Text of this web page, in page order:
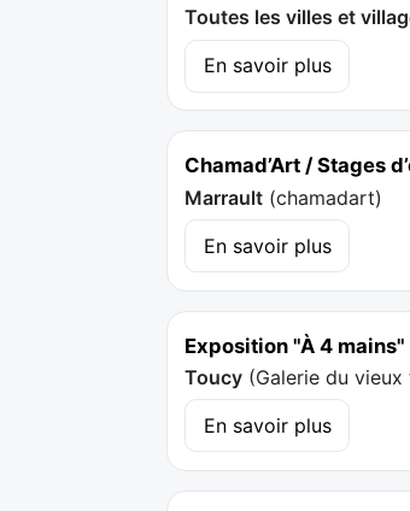
Toutes les villes et
En savoir plus
Chamad’Art / Stages
Marrault (chamadart)
En savoir plus
Exposition "À 4 mains"
Toucy (Galerie du
En savoir plus